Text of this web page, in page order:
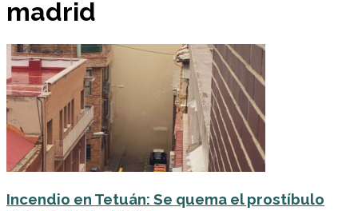
madrid
Incendio en Tetuán: Se quema el prostíbulo